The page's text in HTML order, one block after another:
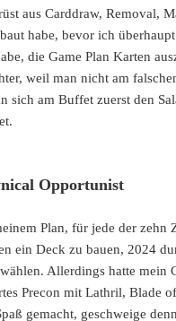
aus Carddraw, Removal,
habe, bevor ich
die Game Plan Karten
weil man nicht am
sich am Buffet zuerst den
Opportunist
Plan, für jede der zehn
ein Deck zu bauen, 2024
Allerdings hatte mein
Precon mit Lathril, Blade
gemacht, geschweige